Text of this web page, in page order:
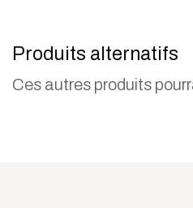
Produits alternatifs
Ces autres produits